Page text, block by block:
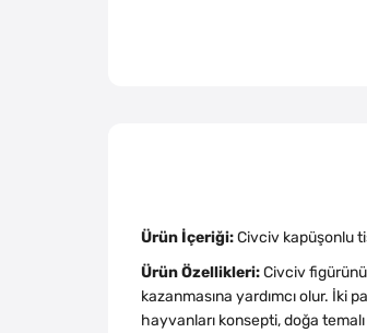
Ürün İçeriği:Civciv kapüşonlu
Ürün Özellikleri:Civciv
kazanmasına yardımcı olur. İki
hayvanları konsepti, doğa